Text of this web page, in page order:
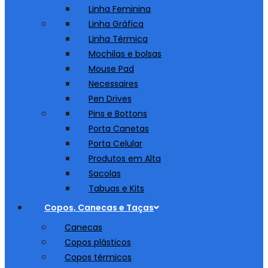
Linha Feminina
Linha Gráfica
Linha Térmica
Mochilas e bolsas
Mouse Pad
Necessaires
Pen Drives
Pins e Bottons
Porta Canetas
Porta Celular
Produtos em Alta
Sacolas
Tabuas e Kits
Copos, Canecas e Taças
Canecas
Copos plásticos
Copos térmicos